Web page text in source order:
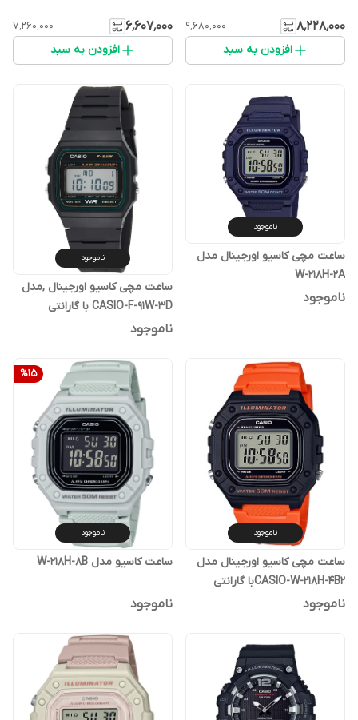
۸٬۲۲۸٬۰۰۰ ۹٬۶۸۰٬۰۰۰
افزودن به سبد
۶٬۶۰۷٬۰۰۰ ۷٬۲۶۰٬۰۰۰
افزودن به سبد
ناموجود
ساعت مچی کاسیو اورجینال مدل
W-218H-2A
ناموجود
ناموجود
ساعت مچی کاسیو اورجینال ,مدل
CASIO-F-91W-3D با گارانتی
یکساله پوزیترون
ناموجود
ناموجود
ساعت مچی کاسیو اورجینال مدل
CASIO-W-218H-4B2با گارانتی
یکساله پوزیترون
ناموجود
%15
ناموجود
ساعت کاسیو مدل W-218H-8B
ناموجود